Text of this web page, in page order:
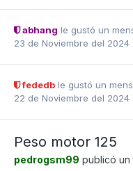
abhang le gustó un
23 de Noviembre del 2024
fededb le gustó un
22 de Noviembre del 2024
Peso motor 125
pedrogsm99 publicó un